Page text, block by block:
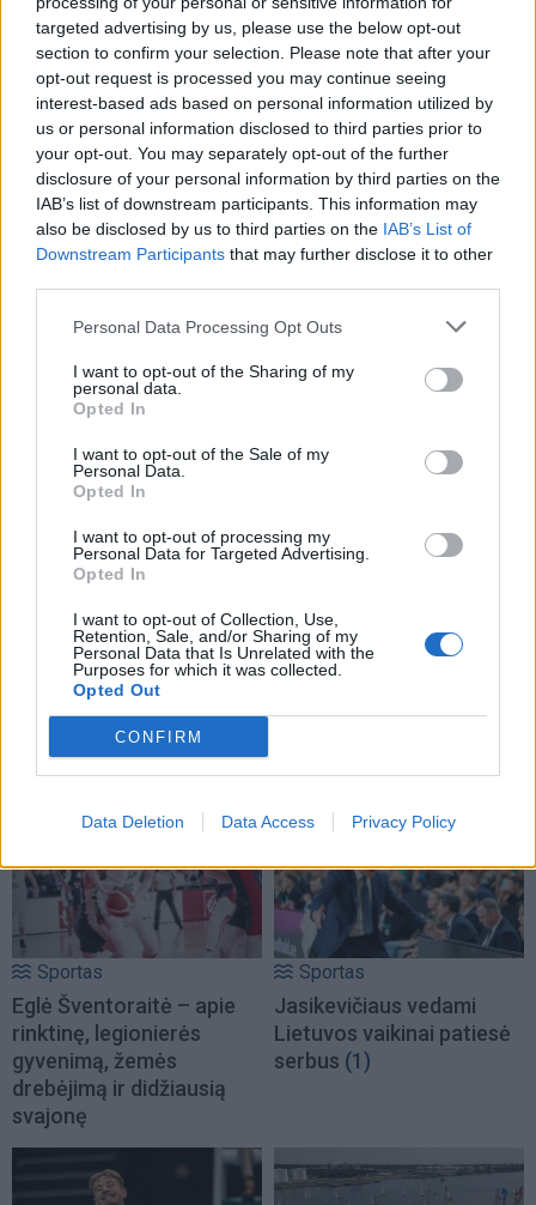
targeted advertising by us, please use the below opt-out
section to confirm your selection. Please note that after your
opt-out request is processed you may continue seeing
interest-based ads based on personal information utilized by
us or personal information disclosed to third parties prior to
your opt-out. You may separately opt-out of the further
disclosure of your personal information by third parties on the
IAB’s list of downstream participants. This information may
also be disclosed by us to third parties on the IAB’s List of
Downstream Participants that may further disclose it to other
Personal Data Processing Opt Outs
I want to opt-out of the Sharing of my
personal data.
Opted In
I want to opt-out of the Sale of my
Personal Data.
Opted In
I want to opt-out of processing my
Personal Data for Targeted Advertising.
Opted In
I want to opt-out of Collection, Use,
Retention, Sale, and/or Sharing of my
Personal Data that Is Unrelated with the
Purposes for which it was collected.
Opted Out
CONFIRM
Data Deletion Data Access Privacy Policy
Serviceapply.
TAIP PAT SKAITYKITE
Sportas
„Rytą“ papildė vilniečius
Čempionų lygoje
skriaudęs amerikietis
Sportas
Prieš varžybas jūroje
Sportas
Eglė Šventoraitė – apie
rinktinę, legionierės
gyvenimą, žemės
drebėjimą ir didžiausią
svajonę
Sportas
Jasikevičiaus vedami
Lietuvos vaikinai patiesė
serbus (1)